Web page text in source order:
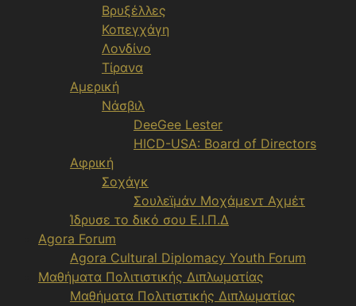
Βρυξέλλες
Κοπεγχάγη
Λονδίνο
Τίρανα
Αμερική
Νάσβιλ
DeeGee Lester
HICD-USA: Board of Directors
Αφρική
Σοχάγκ
Σουλεϊμάν Μοχάμεντ Αχμέτ
Ίδρυσε το δικό σου Ε.Ι.Π.Δ
Agora Forum
Agora Cultural Diplomacy Youth Forum
Μαθήματα Πολιτιστικής Διπλωματίας
Μαθήματα Πολιτιστικής Διπλωματίας